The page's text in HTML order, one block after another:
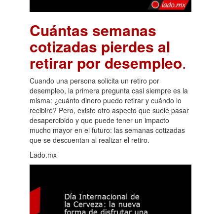
Cuántas semanas
cotizadas pierdes al
retirar por desempleo.
Cuando una persona solicita un retiro por
desempleo, la primera pregunta casi siempre es la
misma: ¿cuánto dinero puedo retirar y cuándo lo
recibiré? Pero, existe otro aspecto que suele pasar
desapercibido y que puede tener un impacto
mucho mayor en el futuro: las semanas cotizadas
que se descuentan al realizar el retiro.
Lado.mx